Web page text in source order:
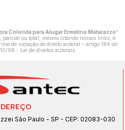
Colorida para Alugar Ermelino Matarazzo"
parcial ou total, mesmo citando nossos links, é
de violação de direito autoral – artigo 184 do
98 - Lei de direitos autorais.
São Paulo - SP - CEP: 02083-030